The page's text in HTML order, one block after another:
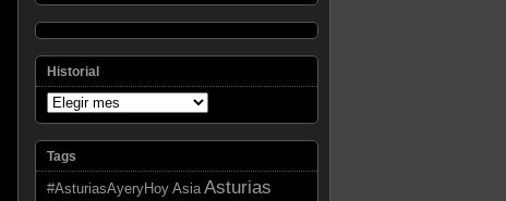
Historial
Tags
#AsturiasAyeryHoy Asia Asturias